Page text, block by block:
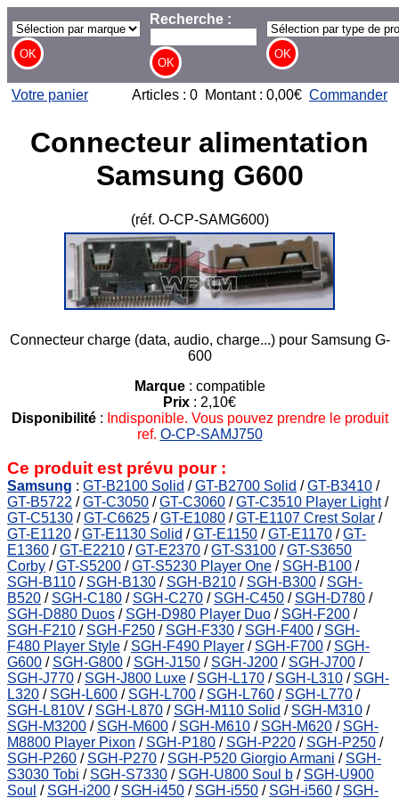
Recherche :
Votre panier Articles : 0 Montant : 0,00€ Commander
Connecteur alimentation
Samsung G600
(réf. O-CP-SAMG600)
Connecteur charge (data, audio, charge...) pour Samsung G-
600
Marque: compatible
Prix : 2,10€
Disponibilité: Indisponible. Vous pouvez prendre le produit
ref. O-CP-SAMJ750
Ce produit est prévu pour :
Samsung : GT-B2100 Solid /GT-B2700 Solid /GT-B3410 /
GT-B5722 /GT-C3050 /GT-C3060 /GT-C3510 Player Light/
GT-C5130 /GT-C6625 /GT-E1080 /GT-E1107 Crest Solar /
GT-E1120 /GT-E1130 Solid /GT-E1150 /GT-E1170 /GT-
E1360 /GT-E2210 /GT-E2370 /GT-S3100 /GT-S3650
Corby /GT-S5200 /GT-S5230 Player One / SGH-B100 /
SGH-B110 / SGH-B130 / SGH-B210 / SGH-B300 / SGH-
B520 / SGH-C180 / SGH-C270 / SGH-C450 / SGH-D780 /
SGH-D880 Duos / SGH-D980 Player Duo / SGH-F200 /
SGH-F210 / SGH-F250 / SGH-F330 / SGH-F400 / SGH-
F480 Player Style / SGH-F490 Player / SGH-F700 / SGH-
G600 / SGH-G800 / SGH-J150 / SGH-J200 / SGH-J700 /
SGH-J770 / SGH-J800 Luxe / SGH-L170 / SGH-L310 / SGH-
L320 / SGH-L600 / SGH-L700 / SGH-L760 / SGH-L770 /
SGH-L810V / SGH-L870 / SGH-M110 Solid / SGH-M310 /
SGH-M3200 / SGH-M600 / SGH-M610 / SGH-M620 / SGH-
M8800 Player Pixon / SGH-P180 / SGH-P220 / SGH-P250 /
SGH-P260 / SGH-P270 / SGH-P520 Giorgio Armani / SGH-
S3030 Tobi / SGH-S7330 / SGH-U800 Soul b / SGH-U900
Soul / SGH-i200 / SGH-i450 / SGH-i550 / SGH-i560 / SGH-